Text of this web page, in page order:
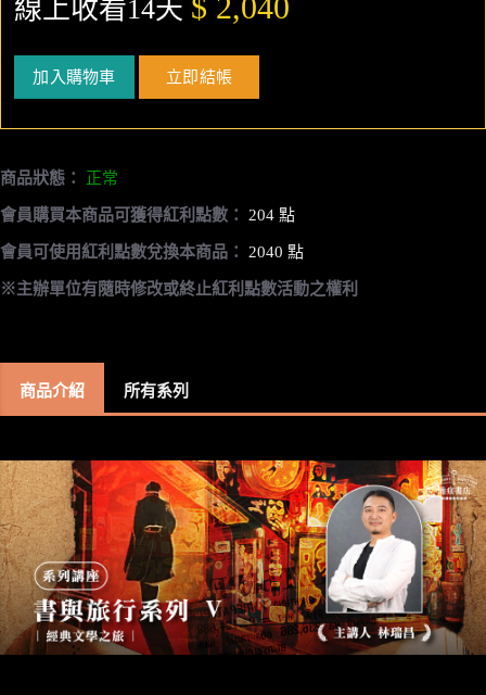
線上收看14天
加入購物車 立即結帳
商品狀態： 正常
會員購買本商品可獲得紅利點數： 204 點
會員可使用紅利點數兌換本商品： 2040 點
※主辦單位有隨時修改或終止紅利點數活動之權利
商品介紹 所有系列